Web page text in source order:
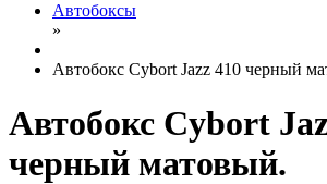
Автобоксы
»
Автобокс Cybort Jazz 410 черный
Автобокс Cybort
черный матовый.